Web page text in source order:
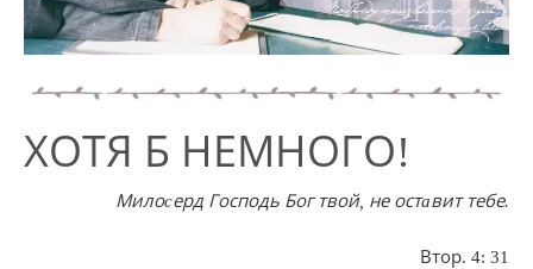
ХОТЯ Б НЕМНОГО!
Милоcерд Господь Бог твой, не остaвит тебе.
Втор. 4: 31